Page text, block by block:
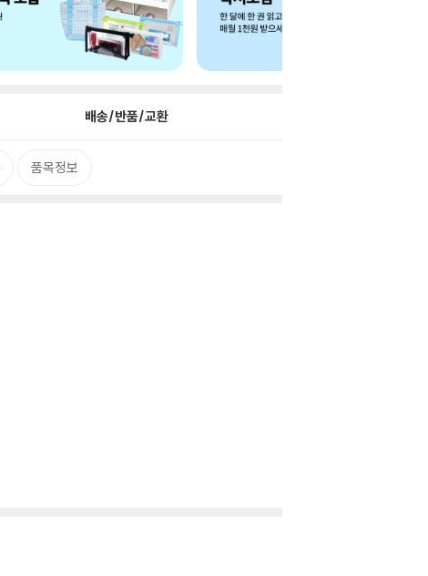
배송/반품/교환
품목정보